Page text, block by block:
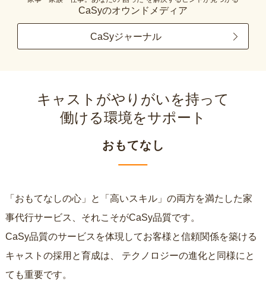
CaSyのオウンドメディア
CaSyジャーナル
キャストがやりがいを持って
働ける環境をサポート
おもてなし
「おもてなしの心」と「高いスキル」の両方を満たした家
事代行サービス、それこそがCaSy品質です。
CaSy品質のサービスを体現してお客様と信頼関係を築ける
キャストの採用と育成は、
ても重要です。